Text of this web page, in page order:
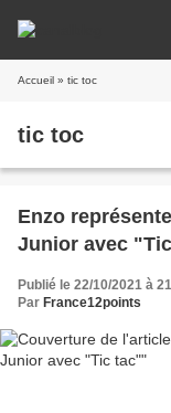
Accueil » tic toc
tic toc
Enzo
Junior avec
Publié le 22/10/2021 à
Par France12points